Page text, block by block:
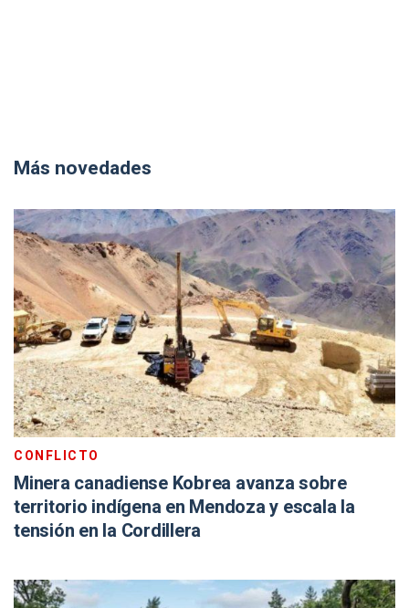
Más novedades
CONFLICTO
Minera canadiense Kobrea avanza sobre
territorio indígena en Mendoza y escala la
tensión en la Cordillera